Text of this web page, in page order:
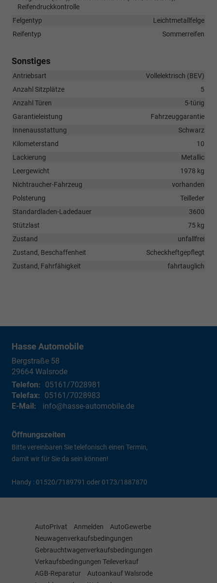
Reifendruckkontrolle
Felgentyp
Leichtmetallfelge
Reifentyp
Sommerreifen
Sonstiges
Antriebsart
Vollelektrisch (BEV)
Anzahl Sitzplätze
5
Anzahl Türen
5-türig
Garantieleistung
Fahrzeuggarantie
Innenausstattung
Schwarz
Kilometerstand
10
Lackierung
Metallic
Leergewicht
1978 kg
Nichtraucher-Fahrzeug
vorhanden
Polsterung
Teilleder
Standardladen-Ladedauer
3600
Stützlast
75 kg
Zustand
unfallfrei
Zustand, Beschaffenheit
Scheckheftgepflegt
Zustand, Fahrfähigkeit
fahrtauglich
Hasse Automobile
Bergstraße 58
29664 Walsrode
Telefon: 05161/7028981
Telefax: 05161/7028983
E-Mail:
info@hasse-automobile.de
Öffnungszeiten
Bitte vereinbaren Sie telefonisch einen Termin,
damit wir für Sie da sein können!
Handy : 01520/7189791 oder 0173/1887870
AutoPrivat Anmelden
AutoGewerbe
Neuwagenverkaufsbedingungen
Gebrauchtwagenverkaufsbedingungen
Verkaufsbedingungen Teileverkauf
AGB-Reparatur
Autoankauf Walsrode